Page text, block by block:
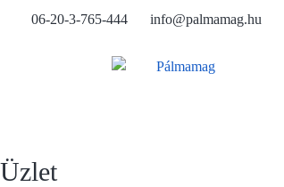
06-20-3-765-444 info@palmamag.hu
Üzlet